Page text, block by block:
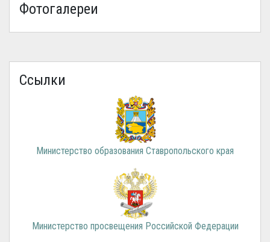
Фотогалереи
Ссылки
Министерство образования Ставропольского края
Министерство просвещения Российской Федерации